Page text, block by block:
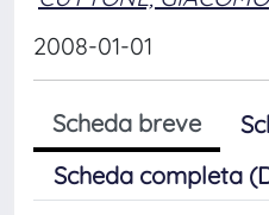
2008-01-01
Scheda breve
Scheda completa